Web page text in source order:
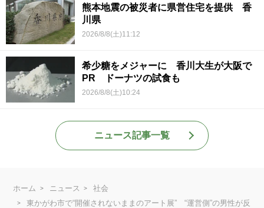
熊本地震の被災者に県営住宅を提供 香
川県
2026/8/8(土)11:12
希少糖をメジャーに 香川大生が大阪で
PR ドーナツの試食も
2026/8/8(土)10:24
ニュース記事一覧
ホーム ニュース
社会
東かがわ市で“開催されないままのアート展” “運営側”の男性が反